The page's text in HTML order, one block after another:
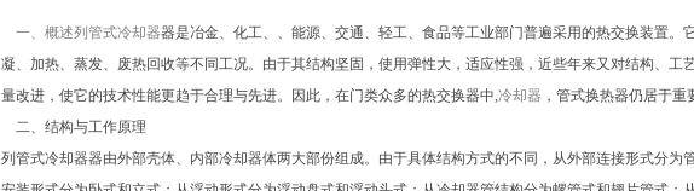
一、概述列管式冷却器器是冶金、化工、、能源、交通、轻工、食品等工业部门普遍采用的热交换装置。
凝、加热、蒸发、废热回收等不同工况。由于其结构坚固，使用弹性大，适应性强，近些年来又对结构、工
量改进，使它的技术性能更趋于合理与先进。因此，在门类众多的热交换器中,冷却器 ，管式换热器仍居于重
二、结构与工作原理
列管式冷却器器由外部壳体、内部冷却器体两大部份组成。由于具体结构方式的不同，从外部连接形式分为